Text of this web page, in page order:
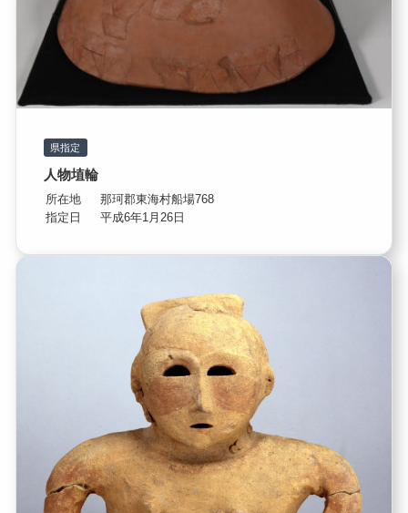
県指定
人物埴輪
所在地
那珂郡東海村船場768
指定日
平成6年1月26日